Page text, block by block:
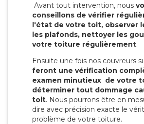
Avant tout intervention, nous
conseillons de vérifier
l'état de votre toit, observer
les plafonds, nettoyer les
votre toiture régulièrement.
Ensuite une fois nos couvreurs
feront une vérification
examen minutieux de votre
déterminer tout dommage
toit. Nous pourrons être en
dire avec précision exacte le
problème de votre toiture.